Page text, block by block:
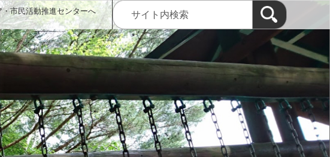
市民活動推進センターへ